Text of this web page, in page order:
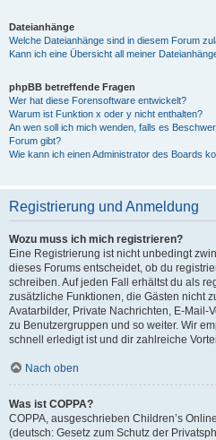
Dateianhänge
Welche Dateianhänge sind in diesem Forum
Kann ich eine Übersicht all meiner
phpBB betreffende Fragen
Wer hat diese Forensoftware entwickelt?
Warum ist Funktion x oder y nicht enthalten?
An wen soll ich mich wenden, falls es
Forum gibt?
Wie kann ich einen Administrator des Boards
Registrierung und Anmeldung
Wozu muss ich mich registrieren?
Eine Registrierung ist nicht unbedingt
dieses Forums entscheidet, ob du
schreiben. Auf jeden Fall erhältst du als
zusätzliche Funktionen, die Gästen nicht
Avatarbilder, Private Nachrichten, E-Mail-
zu Benutzergruppen und so weiter. Wir
schnell erledigt ist und dir zahlreiche
Nach oben
Was ist COPPA?
COPPA, ausgeschrieben Children’s
(deutsch: Gesetz zum Schutz der